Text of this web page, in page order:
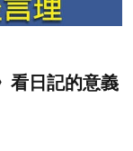
看日記的意義